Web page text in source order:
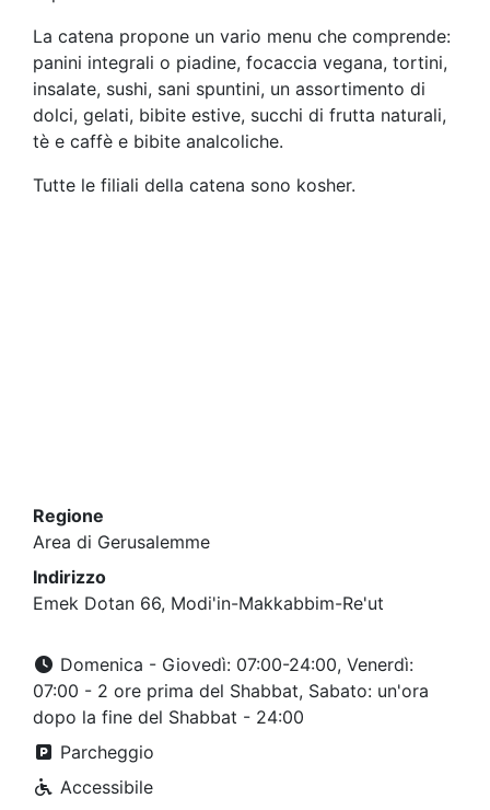
La catena propone un vario menu che comprende:
panini integrali o piadine, focaccia vegana, tortini,
insalate, sushi, sani spuntini, un assortimento di
dolci, gelati, bibite estive, succhi di frutta naturali,
tè e caffè e bibite analcoliche.
Tutte le filiali della catena sono kosher.
Regione
Area di Gerusalemme
Indirizzo
Emek Dotan 66, Modi'in-Makkabbim-Re'ut
Domenica - Giovedì: 07:00-24:00, Venerdì:
07:00 - 2 ore prima del Shabbat, Sabato: un'ora
dopo la fine del Shabbat - 24:00
Parcheggio
Accessibile